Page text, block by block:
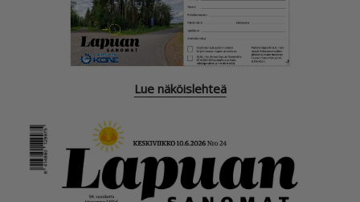
Lue näköislehteä